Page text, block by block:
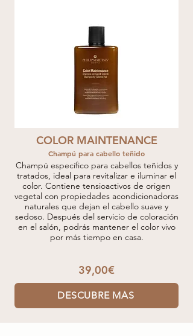
COLOR MAINTENANCE
Champú para cabello teñido
Champú específico para cabellos teñidos y
tratados, ideal para revitalizar e iluminar el
color. Contiene tensioactivos de origen
vegetal con propiedades acondicionadoras
naturales que dejan el cabello suave y
sedoso. Después del servicio de coloración
en el salón, podrás mantener el color vivo
por más tiempo en casa.
39,00€
DESCUBRE MÁS